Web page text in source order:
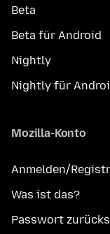
Beta
Beta für Android
Nightly
Nightly für
Mozilla-Konto
Anmelden/
Was ist das?
Passwort